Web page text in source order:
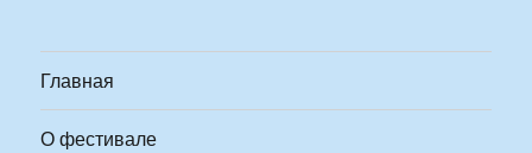
Главная
О фестивале